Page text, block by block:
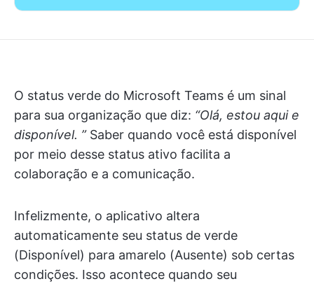
O status verde do Microsoft Teams é um sinal
para sua organização que diz: “Olá, estou aqui e
disponível. ” Saber quando você está disponível
por meio desse status ativo facilita a
colaboração e a comunicação.
Infelizmente, o aplicativo altera
automaticamente seu status de verde
(Disponível) para amarelo (Ausente) sob certas
condições. Isso acontece quando seu